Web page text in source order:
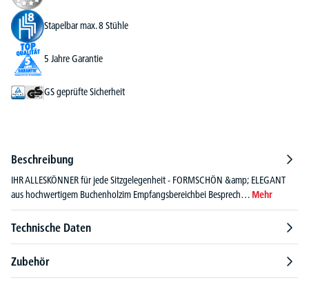
Stapelbar max. 8 Stühle
5 Jahre Garantie
GS geprüfte Sicherheit
Beschreibung
IHR ALLESKÖNNER für jede Sitzgelegenheit - FORMSCHÖN &amp; ELEGANT
aus hochwertigem Buchenholzim Empfangsbereichbei Besprech… Mehr
Technische Daten
Zubehör